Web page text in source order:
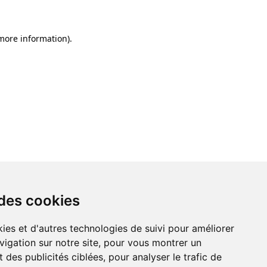
cookies
et d'autres technologies de suivi pour améliorer
sur notre site, pour vous montrer un
des publicités ciblées, pour analyser le trafic de
information).